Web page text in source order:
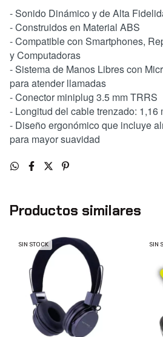
- Sonido Dinámico y de Alta
- Construidos en Material ABS
- Compatible con Smartphones,
y Computadoras
- Sistema de Manos Libres con
para atender llamadas
- Conector miniplug 3.5 mm TRRS
- Longitud del cable trenzado: 1,16
- Diseño ergonómico que incluye
para mayor suavidad
Productos similares
SIN STOCK SIN